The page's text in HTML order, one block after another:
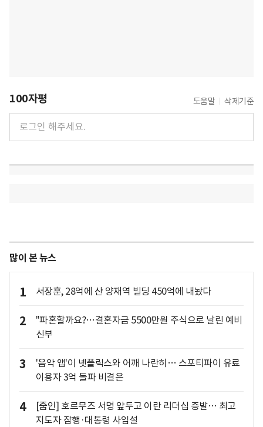
100자평 도움말 삭제기준
많이 본 뉴스
1 서장훈, 28억에 산 양재역 빌딩 450억에 내놨다
2
"파혼할까요?…결혼자금 5500만원 주식으로 날린 예비
신부
3
'음악 앱'이 넷플릭스와 어깨 나란히… 스포티파이 유료
이용자 3억 돌파 비결은
4
[줌인] 호르무즈 서명 앞두고 이란 리더십 증발… 최고
지도자 잠행·대통령 사임설